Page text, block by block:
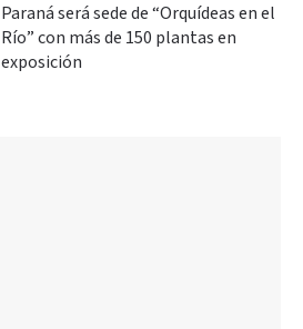
Paraná será sede de “Orquídeas en el
Río” con más de 150 plantas en
exposición